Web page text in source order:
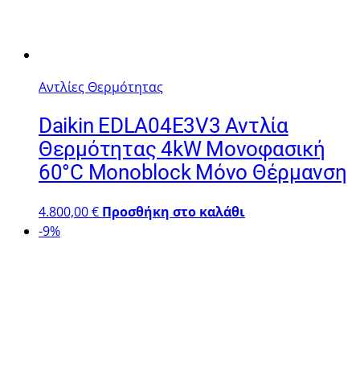
Αντλίες Θερμότητας
Daikin EDLA04E3V3 Αντλία
Θερμότητας 4kW Μονοφασική
60°C Monoblock Μόνο Θέρμανση
4.800,00€ Προσθήκη στο καλάθι
-9%